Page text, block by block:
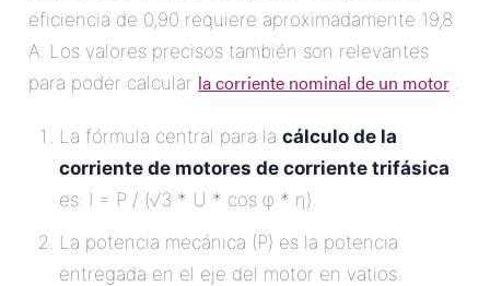
eficiencia de 0,90 requiere aproximadamente 19,8
A. Los valores precisos también son relevantes
para poder calcular la corriente nominal de un motor .
La fórmula central para la cálculo de la
corriente de motores de corriente trifásica
es: I = P / (√3 * U * cos φ * η).
La potencia mecánica (P) es la potencia
entregada en el eje del motor en vatios.